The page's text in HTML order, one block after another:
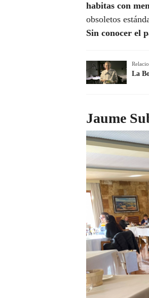
habitas con
obsoletos
Sin conocer el
La
Jaume